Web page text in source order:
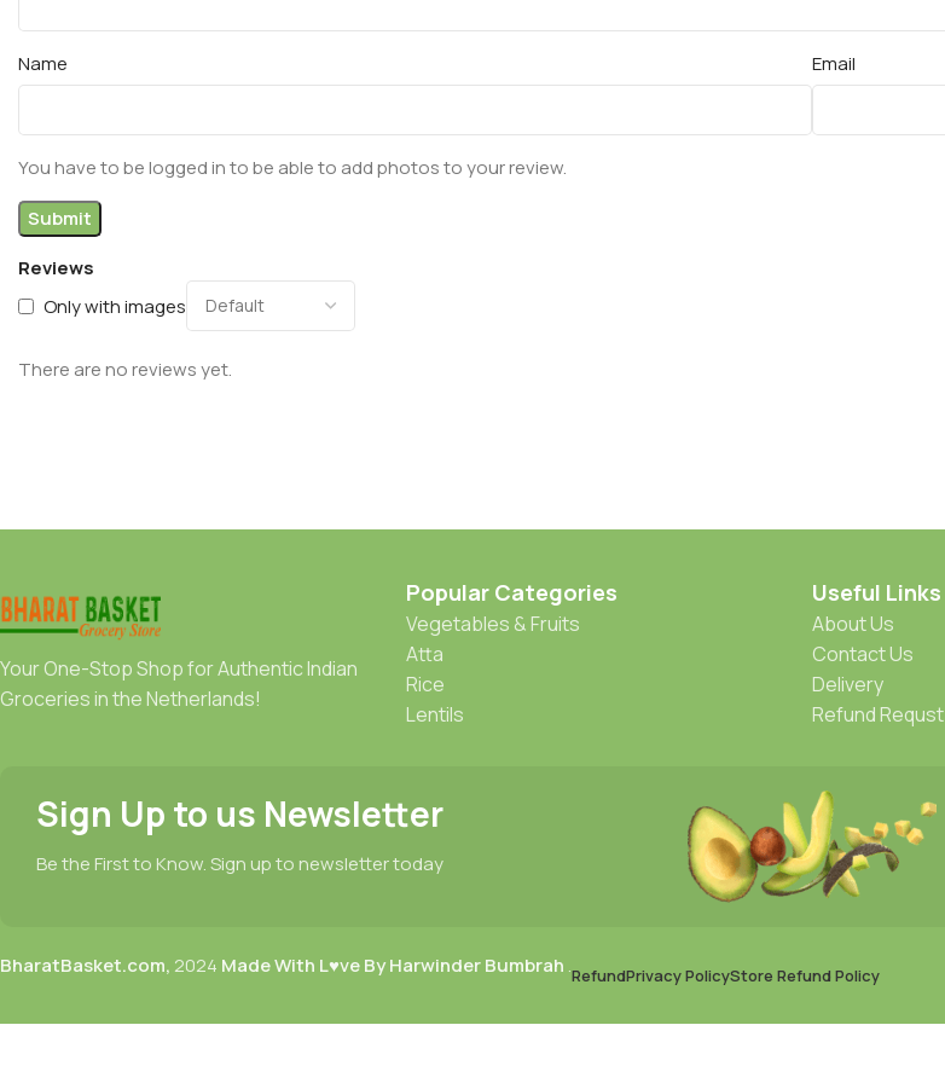
Reviews
Only with images
There are no reviews yet.
Name Email
You have to be logged in to be able to add photos to your review.
Your One-Stop Shop for Authentic Indian
Groceries in the Netherlands!
Popular Categories
Vegetables & Fruits
Atta
Rice
Lentils
Useful Links
About Us
Contact Us
Delivery
Refund Requst
Sign Up to us Newsletter
Be the First to Know. Sign up to newsletter today
BharatBasket.com, 2024 Made With L♥ve By Harwinder Bumbrah .RefundPrivacy PolicyStore Refund Policy